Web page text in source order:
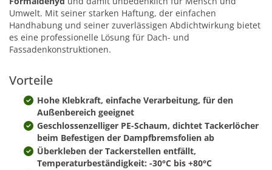
Umwelt. Mit seiner starken Haftung, der einfachen
Handhabung und seiner zuverlässigen Abdichtwirkung bietet
es eine professionelle Lösung für Dach- und
Fassadenkonstruktionen.
Vorteile
Hohe Klebkraft, einfache Verarbeitung, für den
Außenbereich geeignet
Geschlossenzelliger PE-Schaum, dichtet Tackerlöcher
beim Befestigen der Dampfbremsfolien ab
Überkleben der Tackerstellen entfällt,
Temperaturbeständigkeit: -30°C bis +80°C